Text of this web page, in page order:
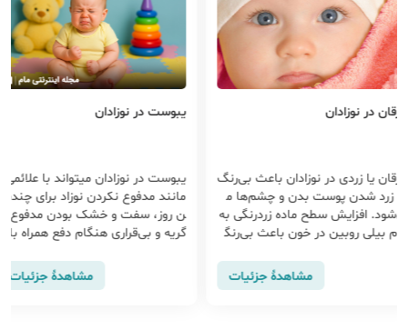
یرقان در نوزادان
یرقان یا زردی در نوزادان باعث بی‌رنگ
یا زرد شدن پوست بدن و چشم‌ها م
ی‌شود. افزایش سطح ماده زردرنگی به
نام بیلی روبین در خون باعث بی‌رنگ
مشاهدهٔ جزئیات
یبوست در نوزادان
یبوست در نوزادان میتواند با علائمی
مانند مدفوع نکردن نوزاد برای چندی
ن روز، سفت و خشک بودن مدفوع،
گریه و بی‌قراری هنگام دفع همراه باش
ز چند روز یا مشاهده خون در مدفوع،
مراجعه به پزشک ضروری است.
مشاهدهٔ جزئیات